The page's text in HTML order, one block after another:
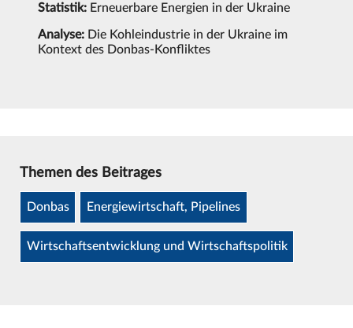
Statistik: Erneuerbare Energien in der Ukraine
Analyse: Die Kohleindustrie in der Ukraine im
Kontext des Donbas-Konfliktes
Themen des Beitrages
Donbas Energiewirtschaft, Pipelines
Wirtschaftsentwicklung und Wirtschaftspolitik